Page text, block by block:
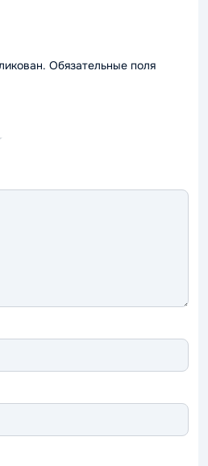
Обязательные поля